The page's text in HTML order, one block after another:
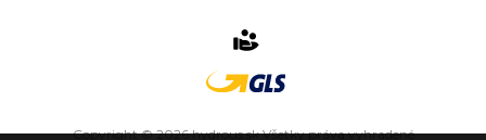
Copyright © 2026 hydrous.sk Všetky práva vyhradené